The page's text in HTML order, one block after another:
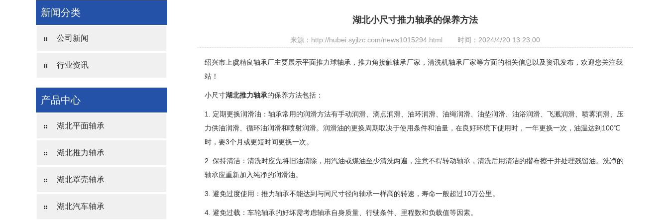
新闻分类
公司新闻
行业资讯
产品中心
湖北平面轴承
湖北推力轴承
湖北罩壳轴承
湖北汽车轴承
湖北小尺寸推力轴承的保养方法
来源：http://hubei.syjlzc.com/news1015294.html 时间：2024/4/20 13:23:00
绍兴市上虞精良轴承厂主要展示平面推力球轴承 ，推力角接触轴承厂家，清洗机轴承厂家等方面的相关信息以及资讯发布，欢迎您关注我
站！
小尺寸湖北推力轴承的保养方法包括：
1. 定期更换润滑油：轴承常用的润滑方法有手动润滑、滴点润滑、油环润滑、油绳润滑、油垫润滑、油浴润滑、飞溅润滑、喷雾润滑、压
力供油润滑、循环油润滑和喷射润滑。润滑油的更换周期取决于使用条件和油量，在良好环境下使用时，一年更换一次，油温达到100℃
时，要3个月或更短时间更换一次。
2. 保持清洁：清洗时应先将旧油清除，用汽油或煤油至少清洗两遍，注意不得转动轴承，清洗后用清洁的揩布擦干并处理残留油。洗净的
轴承应重新加入纯净的润滑油。
3. 避免过度使用：推力轴承不能达到与同尺寸径向轴承一样高的转速，寿命一般超过10万公里。
4. 避免过载：车轮轴承的好坏需考虑轴承自身质量、行驶条件、里程数和负载值等因素。